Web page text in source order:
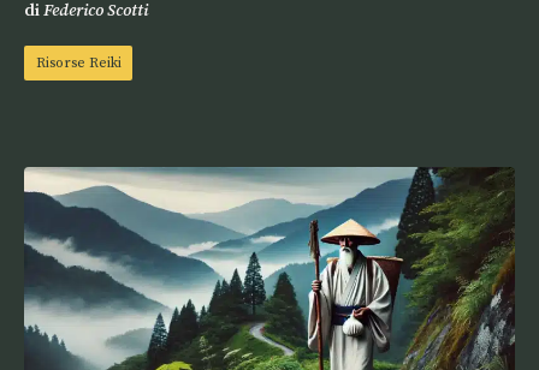
diFederico Scotti
Risorse Reiki